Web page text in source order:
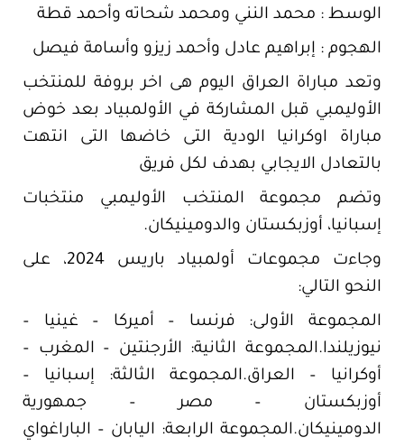
الوسط : محمد النني ومحمد شحاته وأحمد قطة
الهجوم : إبراهيم عادل وأحمد زيزو وأسامة فيصل
وتعد مباراة العراق اليوم هى اخر بروفة للمنتخب
الأوليمبي قبل المشاركة في الأولمبياد بعد خوض
مباراة اوكرانيا الودية التى خاضها التى انتهت
بالتعادل الايجابي بهدف لكل فريق
وتضم مجموعة المنتخب الأوليمبي منتخبات
إسبانيا، أوزبكستان والدومينيكان.
وجاءت مجموعات أولمبياد باريس 2024، على
النحو التالي:
المجموعة الأولى: فرنسا – أميركا – غينيا –
نيوزيلندا.المجموعة الثانية: الأرجنتين – المغرب –
أوكرانيا – العراق.المجموعة الثالثة: إسبانيا –
أوزبكستان – مصر – جمهورية
الدومينيكان.المجموعة الرابعة: اليابان – الباراغواي